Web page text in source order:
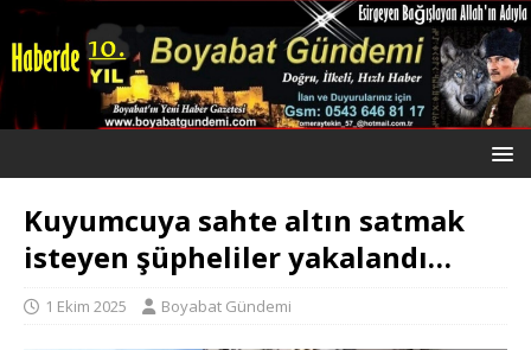
Kuyumcuya sahte altın satmak
isteyen şüpheliler yakalandı…
1 Ekim 2025 Boyabat Gündemi